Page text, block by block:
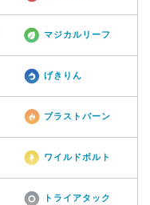
マジカルリーフ
げきりん
ブラストバーン
ワイルドボルト
トライアタック